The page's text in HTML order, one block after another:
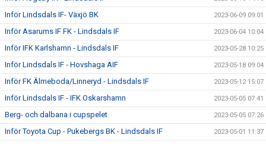
Inför Lindsdals IF- Växjö BK 2023-06-09 09:01
Inför Asarums IF FK - Lindsdals IF 2023-06-04 10:04
Inför IFK Karlshamn - Lindsdals IF 2023-05-28 10:25
Inför Lindsdals IF - Hovshaga AIF 2023-05-18 09:04
Inför FK Älmeboda/Linneryd - Lindsdals IF 2023-05-12 15:07
Inför Lindsdals IF - IFK Oskarshamn 2023-05-05 07:41
Berg- och dalbana i cupspelet 2023-05-05 07:26
Inför Toyota Cup - Pukebergs BK - Lindsdals IF 2023-05-01 11:37